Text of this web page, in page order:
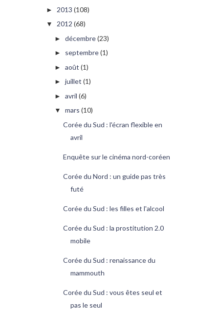
► 2013 (108)
▼ 2012 (68)
► décembre(23)
► septembre(1)
► août (1)
► juillet (1)
► avril (6)
▼ mars (10)
Corée du Sud : l'écran flexible en
avril
Enquête sur le cinéma nord-coréen
Corée du Nord : un guide pas très
futé
Corée du Sud : les filles et l'alcool
Corée du Sud : la prostitution 2.0
mobile
Corée du Sud : renaissance du
mammouth
Corée du Sud : vous êtes seul et
pas le seul